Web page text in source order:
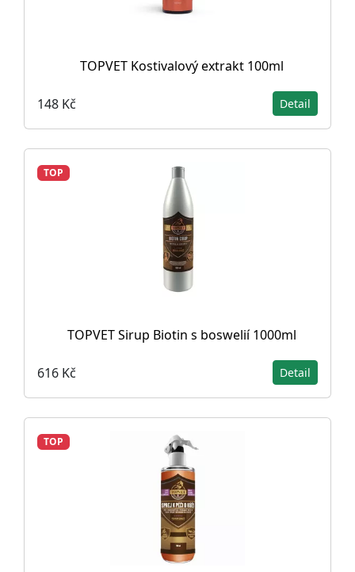
TOPVET Kostivalový extrakt 100ml
148 Kč Detail
TOP
TOPVET Sirup Biotin s boswelií 1000ml
616 Kč Detail
TOP